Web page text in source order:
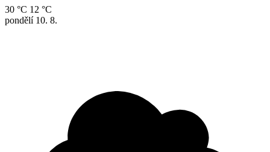
30 °C 12 °C
pondělí 10. 8.